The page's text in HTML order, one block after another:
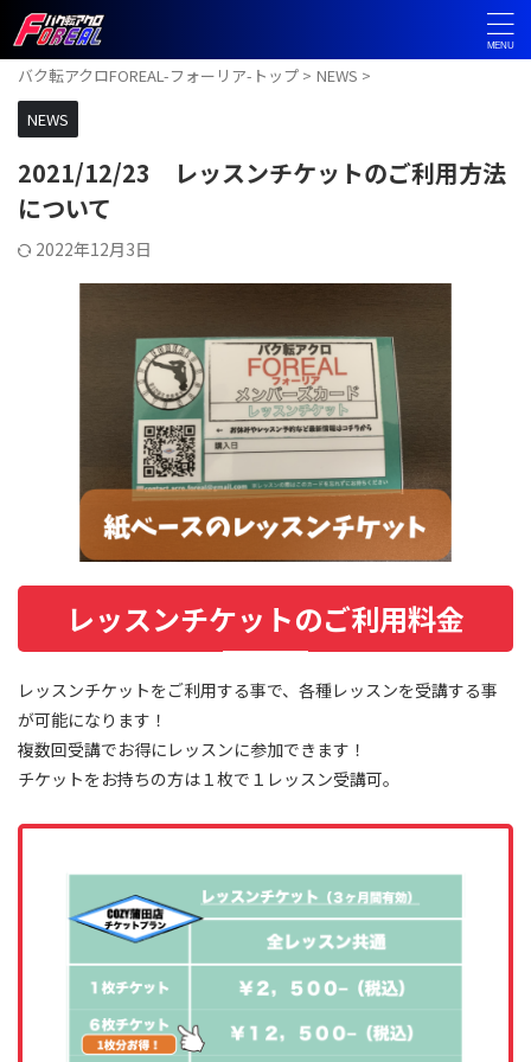
バク転アクロFOREAL-フォーリア-トップ > NEWS >
NEWS
2021/12/23 レッスンチケットのご利用方法
について
2022年12月3日
レッスンチケットのご利用料金
レッスンチケットをご利用する事で、各種レッスンを受講する事
が可能になります！
複数回受講でお得にレッスンに参加できます！
チケットをお持ちの方は１枚で１レッスン受講可。